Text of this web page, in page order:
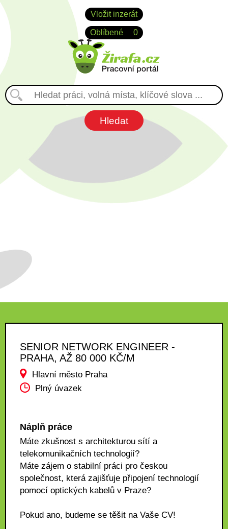
Vložit inzerát
Oblíbené 0
SENIOR NETWORK ENGINEER -
PRAHA, AŽ 80 000 KČ/M
Hlavní město Praha
Plný úvazek
Náplň práce
Máte zkušnost s architekturou sítí a
telekomunikačních technologií?
Máte zájem o stabilní práci pro českou
společnost, která zajišťuje připojení technologií
pomocí optických kabelů v Praze?
Pokud ano, budeme se těšit na Vaše CV!